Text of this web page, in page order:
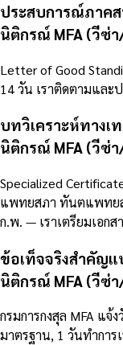
ประสบการณ์ภาค
นิติกรณ์ MFA (วีซ่
Letter of Good
14 วัน เราติดตามแล
บทวิเคราะห์ทาง
นิติกรณ์ MFA (วีซ่
Specialized
แพทยสภา ทันตแพทยส
ก.พ. — เราเตรียมเอก
ข้อเท็จจริงสำคัญ
นิติกรณ์ MFA (วีซ่
กรมการกงสุล MFA แจ้
มาตรฐาน, 1 วันทำการ